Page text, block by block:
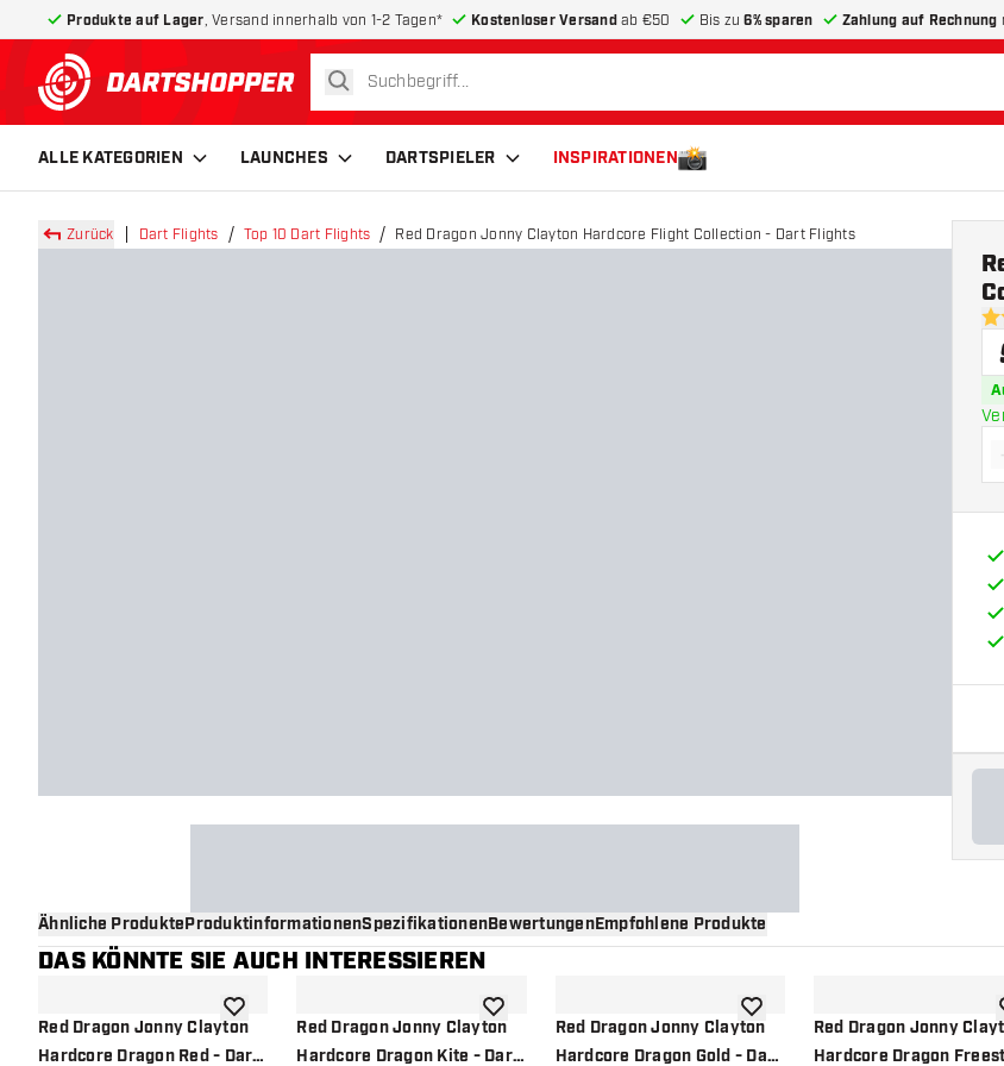
Produkte auf Lager , Versand innerhalb von 1-2 Tagen* Kostenloser Versandab €50 Bis zu6% sparen Zahlung auf Rechnung
zurück zur Startseite
suchen
ALLE KATEGORIEN LAUNCHES DARTSPIELER INSPIRATIONEN
Zurück Dart Flights Top 10 Dart Flights Red Dragon Jonny Clayton Hardcore Flight Collection - Dart Flights
Ähnliche ProdukteProduktinformationenSpezifikationenBewertungenEmpfohlene Produkte
DAS KÖNNTE SIE AUCH INTERESSIEREN
Red Dragon Jonny Clayton
Hardcore Dragon Red - Dart
Zur Wunschliste hinzufügen
Red Dragon Jonny Clayton
Hardcore Dragon Kite - Dart
Zur Wunschliste hinzufügen
Red Dragon Jonny Clayton
Hardcore Dragon Gold - Dart
Zur Wunschliste hinzufügen
Red Dragon Jonny
Hardcore Dragon